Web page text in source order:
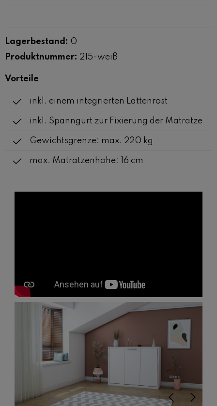
Lagerbestand: 0
Produktnummer: 215-weiß
Vorteile
inkl. einem integrierten Lattenrost
inkl. Spanngurt zur Fixierung der Matratze
Gewichtsgrenze: max. 220 kg
max. Matratzenhöhe: 16 cm
Bildergalerie überspringen